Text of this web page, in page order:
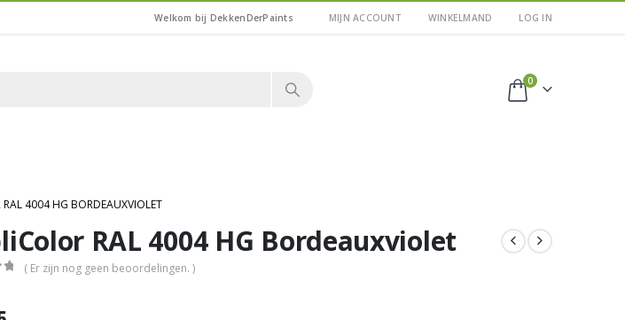
Welkom bij DekkenDerPaints MIJN ACCOUNT WINKELMAND LOG IN
0
4004 HG BORDEAUXVIOLET
RAL 4004 HG Bordeauxviolet
( Er zijn nog geen beoordelingen. )